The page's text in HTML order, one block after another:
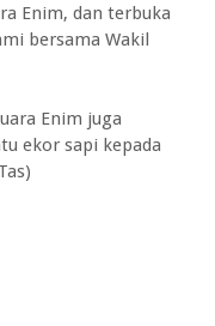
Enim, dan terbuka
bersama Wakil
Enim juga
ekor sapi kepada